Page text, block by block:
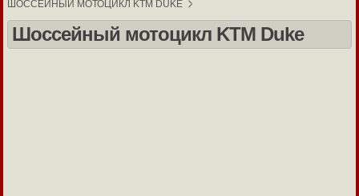
ШОССЕЙНЫЙ МОТОЦИКЛ KTM DUKE
Шоссейный мотоцикл KTM Duke